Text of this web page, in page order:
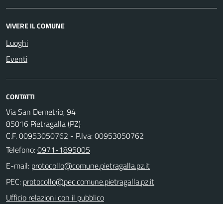
VIVERE IL COMUNE
Luoghi
Eventi
CONTATTI
Via San Demetrio, 94
85016 Pietragalla (PZ)
C.F. 00953050762 - P.Iva: 00953050762
Telefono:0971-1895005
E-mail:
PEC:
Ufficio relazioni con il pubblico